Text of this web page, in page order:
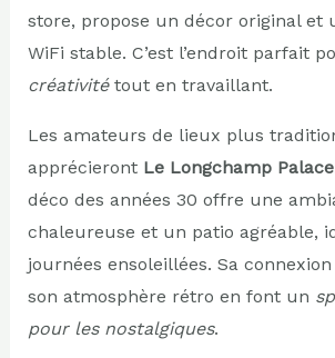
store, propose un décor original et
WiFi stable. C’est l’endroit parfait
créativitétout en travaillant.
Les amateurs de lieux plus
apprécieront Le Longchamp Palace
déco des années 30 offre une
chaleureuse et un patio agréable,
journées ensoleillées. Sa
son atmosphère rétro en font un
pour les nostalgiques.